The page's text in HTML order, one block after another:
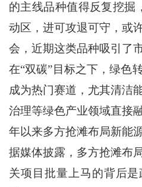
的主线品种值得反复挖掘
动区，进可攻退可守，或
会，近期这类品种吸引了
在“双碳”目标之下，绿色
成为热门赛道，尤其清洁
治理等绿色产业领域直接
年以来多方抢滩布局新能
据媒体披露，多方抢滩布
关项目批量上马的背后